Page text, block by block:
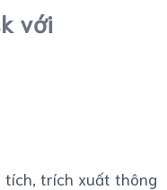
với
tích, trích xuất thông